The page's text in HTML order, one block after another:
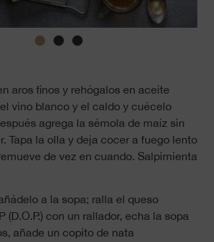
aros finos y rehógalos en aceite
vino blanco y el caldo y cuécelo
agrega la sémola de maíz sin
Tapa la olla y deja cocer a fuego lento
de vez en cuando. Salpimienta
a la sopa; ralla el queso
(D.O.P.) con un rallador, echa la sopa
añade un copito de nata